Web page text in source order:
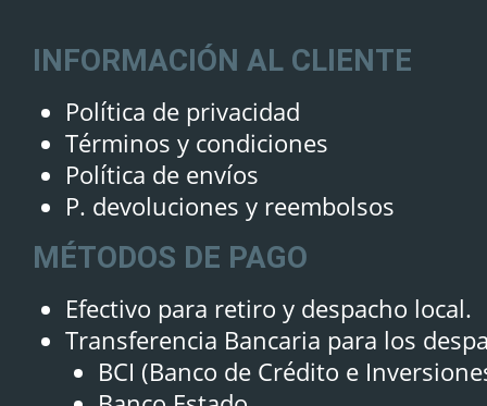
INFORMACIÓN AL CLIENTE
Política de privacidad
Términos y condiciones
Política de envíos
P. devoluciones y reembolsos
MÉTODOS DE PAGO
Efectivo para retiro y despacho local.
Transferencia Bancaria para los
BCI (Banco de Crédito e